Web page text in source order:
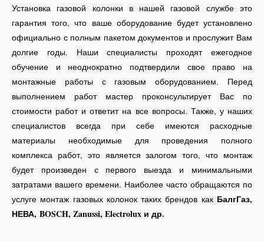
Установка газовой колонки в нашей газовой службе это
гарантия того, что ваше оборудование будет установлено
официально с полным пакетом документов и прослужит Вам
долгие годы. Наши специалисты проходят ежегодное
обучение и неоднократно подтвердили свое право на
монтажные работы с газовым оборудованием. Перед
выполнением работ мастер проконсультирует Вас по
стоимости работ и ответит на все вопросы. Также, у наших
специалистов всегда при себе имеются расходные
материалы необходимые для проведения полного
комплекса работ, это является залогом того, что монтаж
будет произведен с первого выезда и минимальными
затратами вашего времени. Наиболее часто обращаются по
услуге монтаж газовых колонок таких брендов как БалгГаз,
НЕВА, BOSCH, Zanussi, Electrolux и др.